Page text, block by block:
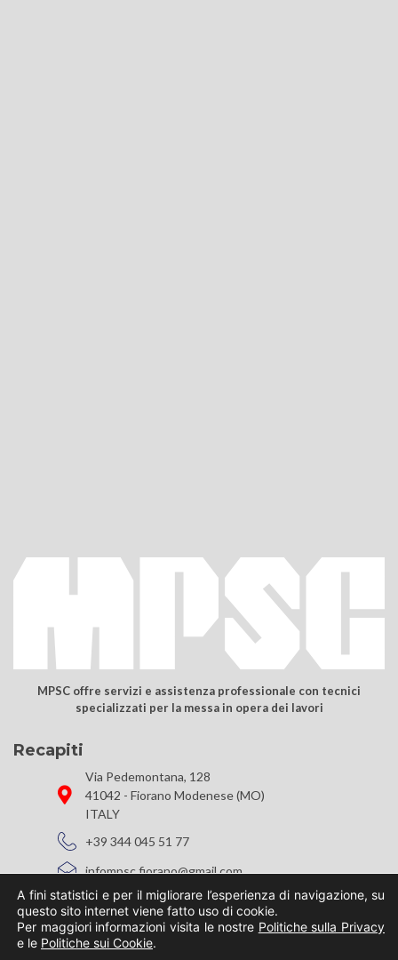
MPSC offre servizi e assistenza professionale con tecnici
specializzati per la messa in opera dei lavori
Recapiti
Via Pedemontana, 128
41042 - Fiorano Modenese (MO)
ITALY
+39 344 045 51 77
infompsc.fiorano@gmail.com
Orario
dal lunedì al venerdì
8:30 - 12:30 • 14:00 - 18:00
A fini statistici e per il migliorare l’esperienza di navigazione, su
questo sito internet viene fatto uso di cookie.
Per maggiori informazioni visita le nostre Politiche sulla Privacy
e le Politiche sui Cookie.